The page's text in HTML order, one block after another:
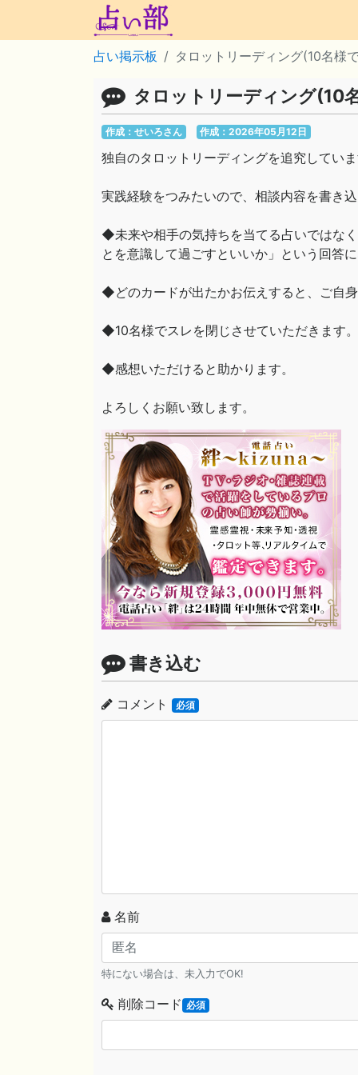
占い掲示板 タロットリーディング(10名様
タロットリーディング(10
作成：せいろさん 作成：2026年05月12日
独自のタロットリーディングを追究してい
実践経験をつみたいので、相談内容を書き
◆未来や相手の気持ちを当てる占いではな
とを意識して過ごすといいか」という回答
◆どのカードが出たかお伝えすると、ご自
◆10名様でスレを閉じさせていただきます。
◆感想いただけると助かります。
よろしくお願い致します。
書き込む
コメント 必須
名前
特にない場合は、未入力でOK!
削除コード 必須